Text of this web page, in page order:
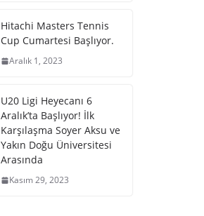
Hitachi Masters Tennis
Cup Cumartesi Başlıyor.
Aralık 1, 2023
U20 Ligi Heyecanı 6
Aralık’ta Başlıyor! İlk
Karşılaşma Soyer Aksu ve
Yakın Doğu Üniversitesi
Arasında
Kasım 29, 2023